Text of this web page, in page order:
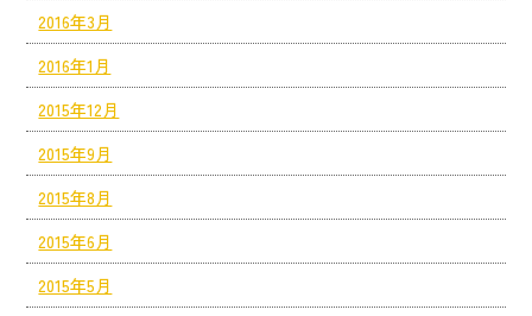
2016年3月
2016年1月
2015年12月
2015年9月
2015年8月
2015年6月
2015年5月